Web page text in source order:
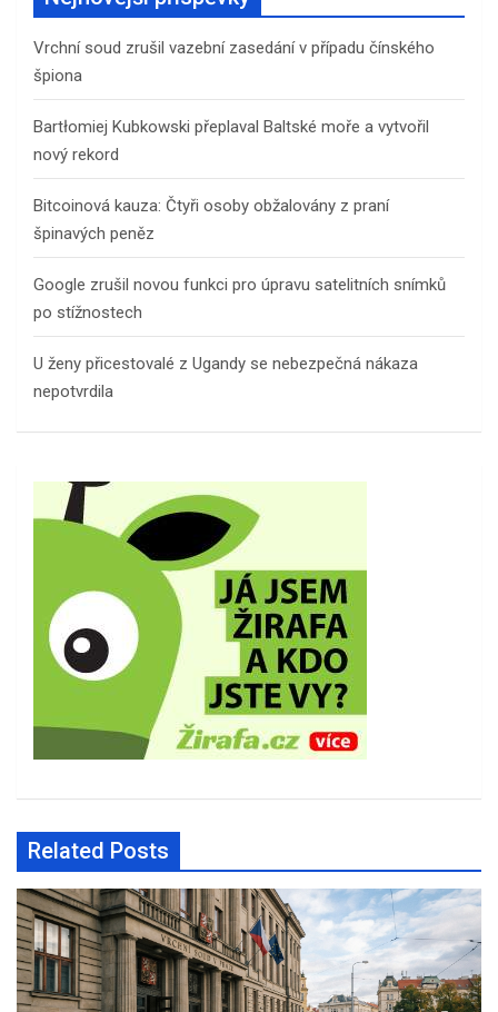
Vrchní soud zrušil vazební zasedání v případu čínského
špiona
Bartłomiej Kubkowski přeplaval Baltské moře a vytvořil
nový rekord
Bitcoinová kauza: Čtyři osoby obžalovány z praní
špinavých peněz
Google zrušil novou funkci pro úpravu satelitních snímků
po stížnostech
U ženy přicestovalé z Ugandy se nebezpečná nákaza
nepotvrdila
Related Posts